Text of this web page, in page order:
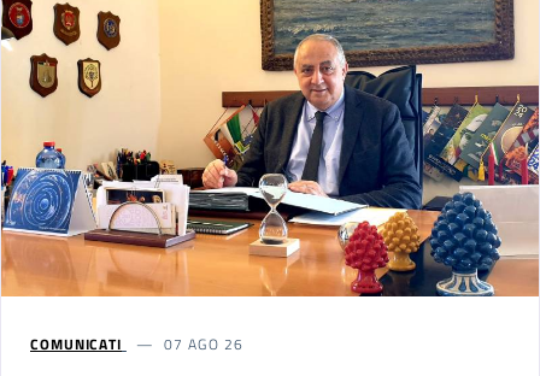
COMUNICATI 07 AGO 26